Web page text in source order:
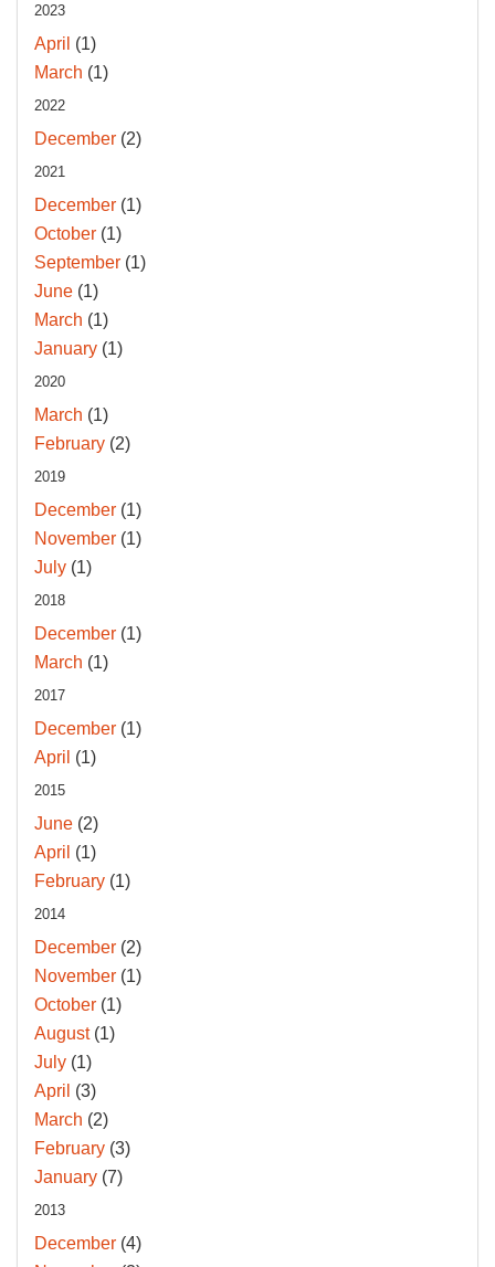
2023
April (1)
March (1)
2022
December (2)
2021
December (1)
October (1)
September (1)
June (1)
March (1)
January (1)
2020
March (1)
February (2)
2019
December (1)
November (1)
July (1)
2018
December (1)
March (1)
2017
December (1)
April (1)
2015
June (2)
April (1)
February (1)
2014
December (2)
November (1)
October (1)
August(1)
July (1)
April (3)
March (2)
February (3)
January (7)
2013
December (4)